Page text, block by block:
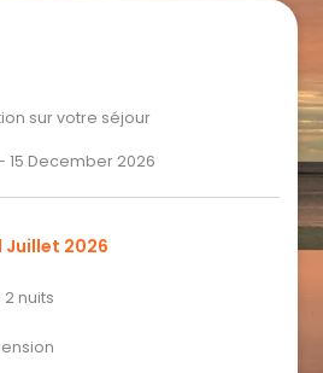
sur votre séjour
15 December 2026
Juillet 2026
nuits